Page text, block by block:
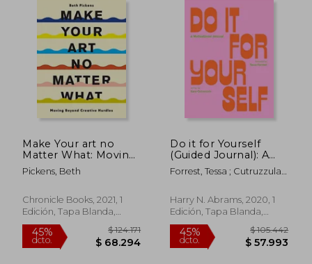
Make Your art no
Matter What: Moving
Beyond Creative
Hurdles (en Inglés)
Pickens, Beth
Chronicle Books, 2021, 1
Edición, Tapa Blanda,
Nuevo
Do it for Yourself
(Guided Journal): A
Motivational Journal
(Start Before You’Re
Forrest, Tessa ; Cutruzzula,
Harry N. Abrams, 2020, 1
Edición, Tapa Blanda,
Nuevo